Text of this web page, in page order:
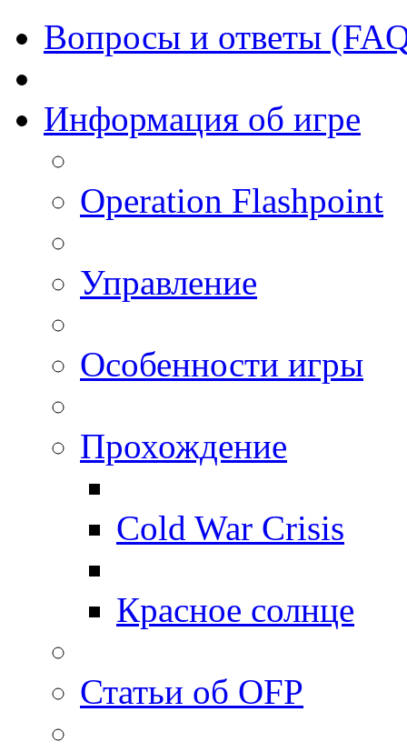
Вопросы и ответы
Информация об игре
Operation Flashpoint
Управление
Особенности игры
Прохождение
Cold War Crisis
Красное солнце
Статьи об OFP